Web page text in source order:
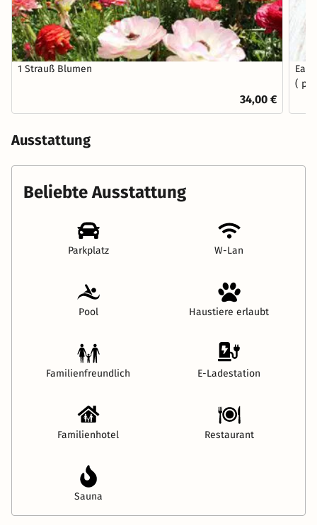
1 Strauß Blumen
34,00 €
(
Ausstattung
Beliebte Ausstattung
Parkplatz W-Lan
Pool Haustiere erlaubt
Familienfreundlich E-Ladestation
Familienhotel Restaurant
Sauna